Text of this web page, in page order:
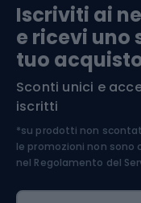
Arrampicata
Medicina dello
Abbigliamento
Iscriviti ai
e ricevi uno
tuo
Sconti unici e
iscritti
*su prodotti non
le promozioni non sono
nel Regolamento del